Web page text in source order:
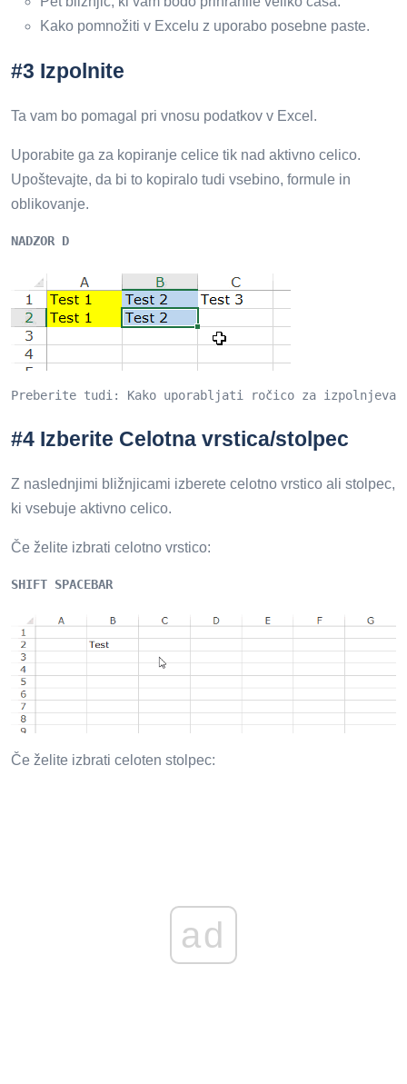
Kako pomnožiti v Excelu z uporabo posebne paste.
#3 Izpolnite
Ta vam bo pomagal pri vnosu podatkov v Excel.
Uporabite ga za kopiranje celice tik nad aktivno celico.
Upoštevajte, da bi to kopiralo tudi vsebino, formule in
oblikovanje.
NADZOR D
Preberite tudi: Kako uporabljati ročico za
#4 Izberite Celotna vrstica/stolpec
Z naslednjimi bližnjicami izberete celotno vrstico ali stolpec,
ki vsebuje aktivno celico.
Če želite izbrati celotno vrstico:
SHIFT SPACEBAR
Če želite izbrati celoten stolpec:
ad